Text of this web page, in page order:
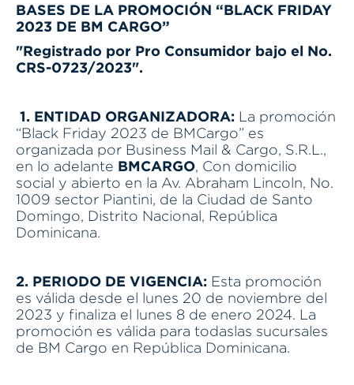
BASES DE LA PROMOCIÓN “BLACK FRIDAY
2023 DE BM CARGO”
"Registrado por Pro Consumidor bajo el No.
CRS-0723/2023".
1. ENTIDAD ORGANIZADORA: La promoción
“Black Friday 2023 de BMCargo” es
organizada por Business Mail & Cargo, S.R.L.,
en lo adelante BMCARGO, Con domicilio
social y abierto en la Av. Abraham Lincoln, No.
1009 sector Piantini, de la Ciudad de Santo
Domingo, Distrito Nacional, República
Dominicana.
2. PERIODO DE VIGENCIA: Esta promoción
es válida desde el lunes 20 de noviembre del
2023 y finaliza el lunes 8 de enero 2024. La
promoción es válida para todaslas sucursales
de BM Cargo en República Dominicana.